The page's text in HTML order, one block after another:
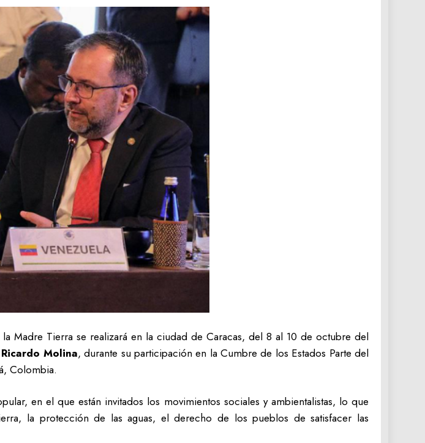
Madre Tierra se realizará en la ciudad de Caracas, del 8 al 10 de octubre del
Ricardo Molina, durante su participación en la Cumbre de los Estados Parte del
Colombia.
en el que están invitados los movimientos sociales y ambientalistas, lo que
la protección de las aguas, el derecho de los pueblos de satisfacer las